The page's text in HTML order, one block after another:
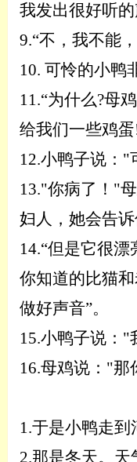
我发出很好听
9.“不，我不能
10. 可怜的小鸭
11.“为什么?母
给我们一些鸡蛋
12.小鸭子说： "
13."你病了！"
妇人 ，她会告
14.“但是它很漂
你知道的比猫
做好声音”。
15.小鸭子说： "
16.母鸡说： "那
1.于是小鸭走
2.那是冬天。天